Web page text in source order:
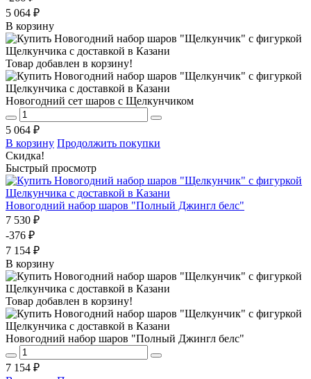
5 064 ₽
В корзину
Товар добавлен в корзину!
Новогодний сет шаров с Щелкунчиком
5 064 ₽
В корзину Продолжить покупки
Скидка!
Быстрый просмотр
Новогодний набор шаров "Полный Джингл белс"
7 530 ₽
-376 ₽
7 154 ₽
В корзину
Товар добавлен в корзину!
Новогодний набор шаров "Полный Джингл белс"
7 154 ₽